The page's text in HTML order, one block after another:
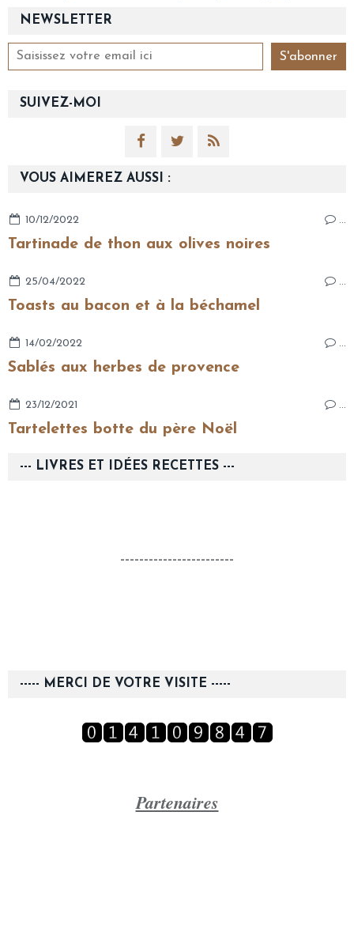
NEWSLETTER
SUIVEZ-MOI
VOUS AIMEREZ AUSSI :
10/12/2022 …
Tartinade de thon aux olives noires
25/04/2022 …
Toasts au bacon et à la béchamel
14/02/2022 …
Sablés aux herbes de provence
23/12/2021
Tartelettes botte du père Noël
--- LIVRES ET IDÉES RECETTES ---
------------------------
----- MERCI DE VOTRE VISITE -----
Partenaires